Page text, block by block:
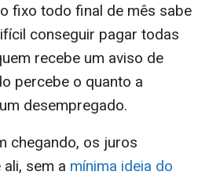
fixo todo final de mês sabe
conseguir pagar todas
recebe um aviso de
percebe o quanto a
desempregado.
chegando, os juros
sem a mínima ideia do